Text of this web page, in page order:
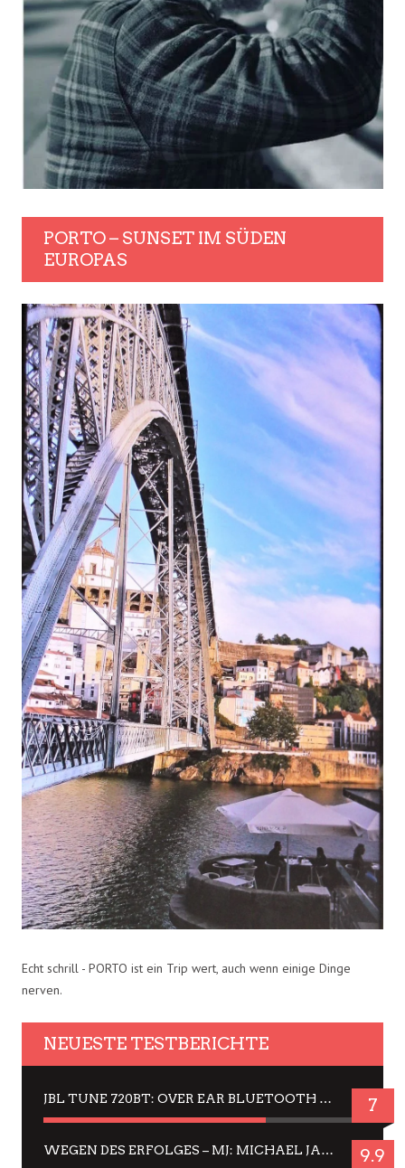
PORTO – SUNSET IM SÜDEN
EUROPAS
Echt schrill - PORTO ist ein Trip wert, auch wenn einige Dinge
nerven.
NEUESTE TESTBERICHTE
JBL TUNE 720BT: OVER EAR BLUETOOTH KOPFHÖRER UM DIE 50,-€ IM DAUER-TEST 7
WEGEN DES ERFOLGES – MJ: MICHAEL JACKSON MUSICAL IN EINER MATINEE SEHEN 9.9